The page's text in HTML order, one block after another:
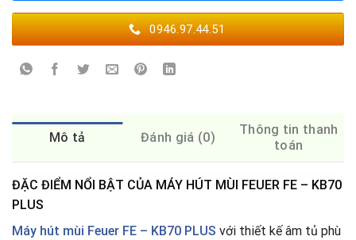
0946.97.44.51
Mô tả Đánh giá (0)
Thông tin thanh
toán
ĐẶC ĐIỂM NỔI BẬT CỦA MÁY HÚT MÙI FEUER FE – KB70
PLUS
Máy hút mùi Feuer FE – KB70 PLUS với thiết kế âm tủ phù